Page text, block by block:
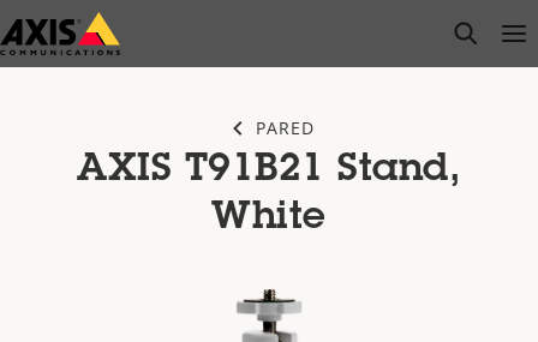
Saltar
al
open
PARED
AXIS T91B21 Stand,
White